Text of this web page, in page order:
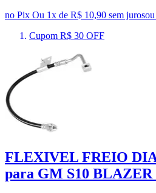
no Pix Ou 1x de R$ 10,90 sem jurosou
Cupom R$ 30 OFF
FLEXIVEL FREIO
para GM S10 BLAZER